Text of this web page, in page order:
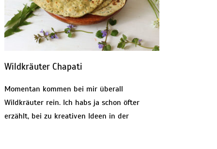
Wildkräuter Chapati
Momentan kommen bei mir überall
Wildkräuter rein. Ich habs ja schon öfter
erzählt, bei zu kreativen Ideen in der